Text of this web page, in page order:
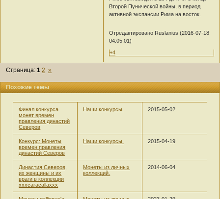
Второй Пунической войны, в период
активной экспансии Рима на восток.
Отредактировано Ruslanius (2016-07-18
04:05:01)
+4
Страница:1 2 »
Похожие темы
Финал конкурса
монет времен
правления династий
Северов
Наши конкурсы. 2015-05-02
Конкурс: Монеты
времен правления
династий Северов
Наши конкурсы. 2015-04-19
Династия Северов,
их женщины и их
враги в коллекции
xxxcaracallaxxx
Монеты из личных
коллекций.
2014-06-04